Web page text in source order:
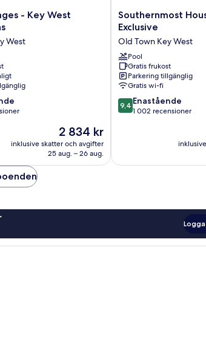
marinan
- Key West
West
Priset
är
2 834 kr
2 834 kr
inklusive skatter och avgifter
25 aug. – 26 aug.
Southernmost
House
Adult
Exclusive
Old
Town
Key
West
Southernmost
Exclusive
Old Town Key West
Pool
Gratis frukost
Parkering tillgänglig
Gratis wi-fi
9.4
av
1 002 recensioner
9,4 Enastående
1 002 recensioner